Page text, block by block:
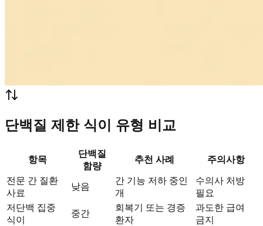
단백질 제한 식이 유형 비교
항목
단백질
함량
추천 사례 주의사항
전문 간 질환
사료
낮음
간 기능 저하 중인
개
수의사 처방
필요
저단백 집중
식이
중간
회복기 또는 경증
환자
과도한 급여
금지